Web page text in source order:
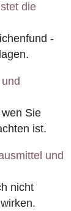
die
-
Sie
ist.
und
nicht